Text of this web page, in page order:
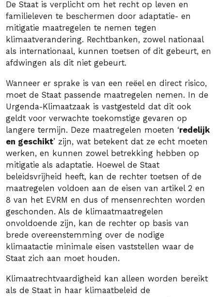
De Staat is verplicht om het recht op leven en
familieleven te beschermen door adaptatie- en
mitigatie maatregelen te nemen tegen
klimaatverandering. Rechtbanken, zowel nationaal
als internationaal, kunnen toetsen of dit gebeurt, en
afdwingen als dit niet gebeurt.
Wanneer er sprake is van een reëel en direct risico,
moet de Staat passende maatregelen nemen. In de
Urgenda-Klimaatzaak is vastgesteld dat dit ook
geldt voor verwachte toekomstige gevaren op
langere termijn. Deze maatregelen moeten ‘redelijk
en geschikt’ zijn, wat betekent dat ze echt moeten
werken, en kunnen zowel betrekking hebben op
mitigatie als adaptatie. Hoewel de Staat
beleidsvrijheid heeft, kan de rechter toetsen of de
maatregelen voldoen aan de eisen van artikel 2 en
8 van het EVRM en dus of mensenrechten worden
geschonden. Als de klimaatmaatregelen
onvoldoende zijn, kan de rechter op basis van
brede overeenstemming over de nodige
klimaatactie minimale eisen vaststellen waar de
Staat zich aan moet houden.
Klimaatrechtvaardigheid kan alleen worden bereikt
als de Staat in haar klimaatbeleid de